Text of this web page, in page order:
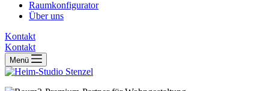
Raumkonfigurator
Über uns
Kontakt
Kontakt
Menü